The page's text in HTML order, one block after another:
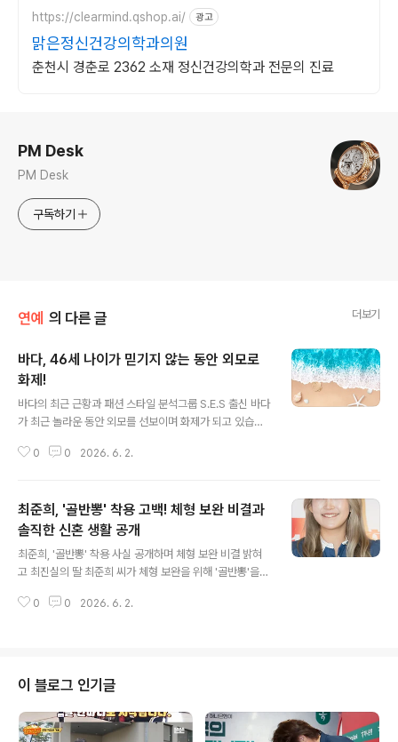
https://clearmind.qshop.ai/ 광고
맑은정신건강의학과의원
춘천시 경춘로 2362 소재 정신건강의학과 전문의 진료
PM Desk
PM Desk
구독하기
연예 의 다른 글 더보기
바다, 46세 나이가 믿기지 않는 동안 외모로
화제!
바다의 최근 근황과 패션 스타일 분석그룹 S.E.S 출신 바다
가 최근 놀라운 동안 외모를 선보이며 화제가 되고 있습니
hic And Sexy'한 여름 무드를 표현했습니다. 사진 속 바
랑했습니다. 바다의 동안 비주얼과 대중 반응바다는 20대
라고 해도 믿을 만큼 놀라운 비주얼을 자랑하며 많은 이들
의 감탄을 자아내고 있습니다. 이러한 바다의 동안 미모는
대중에게 큰 놀라움을 선사하고 있습니다. 바다의 꾸준한
을 미치는 것으로 보입니다. 바다의 방송 활동 및 향후 전망
0 0 2026. 6. 2.
최준희, '골반뽕' 착용 고백! 체형 보완 비결과
솔직한 신혼 생활 공개
최준희, '골반뽕' 착용 사실 공개하며 체형 보완 비결 밝혀
고 최진실의 딸 최준희 씨가 체형 보완을 위해 '골반뽕'을
정을 통해 골반뽕 없이는 살 수 없다는 심경을 전하며 짧은
군살 없는 몸매와 함께 체형 보완을 위한 패드 착용 사실을
직접 언급하며 꾸밈없는 모습을 보여주었습니다. 평소에도
다이어트 과정, 스타일 변화, 관리 방법 등을 공유해 온 만
큼 이번 게시물 역시 많은 관심을 받았습니다. 이는 과거 스
0 0 2026. 6. 2.
이 블로그 인기글